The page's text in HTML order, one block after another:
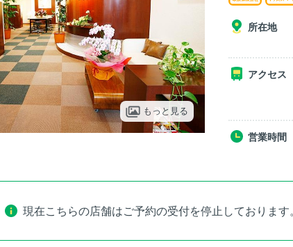
もっと見る
所在地
アクセス
営業時間
現在こちらの店舗はご予約の受付を停止しております